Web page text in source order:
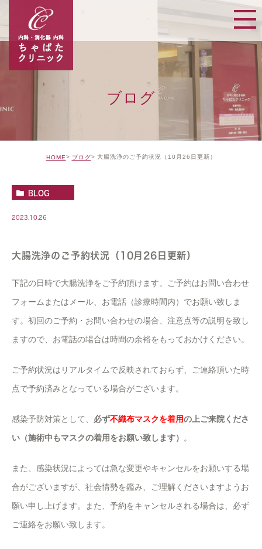
ブログ
HOME ブログ 大腸洗浄のご予約状況（10月26日更新）
BLOG
2023.10.26
大腸洗浄のご予約状況（10月26日更新）
下記の日時で大腸洗浄をご予約頂けます。ご予約はお問い合わせ
フォームまたはメール、お電話（診療時間内）でお願い致しま
す。初回のご予約・お問い合わせの場合、注意点等の説明を致し
ますので、お電話の場合は時間の余裕をもっておかけください。
ご予約状況はリアルタイムで反映されておらず、ご連絡頂いた時
点で予約済みとなっている場合がございます。
感染予防対策として、 必ず不織布マスクを着用の上ご来院くださ
い（施術中もマスクの着用をお願い致します）
。
また、感染状況によっては急な変更やキャンセルをお願いする場
合がございますが、社会情勢を鑑み、ご理解くださいますようお
願い申し上げます。また、予約をキャンセルされる場合は、必ず
ご連絡をお願い致します。